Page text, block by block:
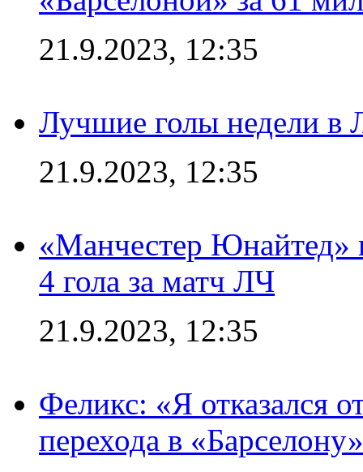
21.9.2023, 12:35
Лучшие голы недели в
21.9.2023, 12:35
«Манчестер Юнайтед»
4 гола за матч ЛЧ
21.9.2023, 12:35
Феликс: «Я отказался
перехода в «Барселону»